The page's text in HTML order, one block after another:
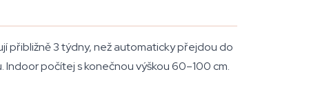
přibližně 3 týdny, než automaticky přejdou do
počítej s konečnou výškou 60–100 cm.